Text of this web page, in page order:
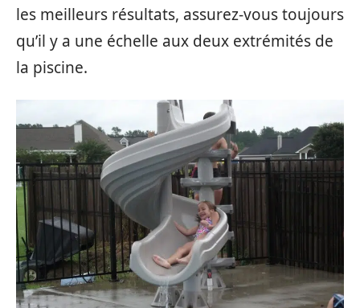
les meilleurs résultats, assurez-vous toujours
qu’il y a une échelle aux deux extrémités de
la piscine.